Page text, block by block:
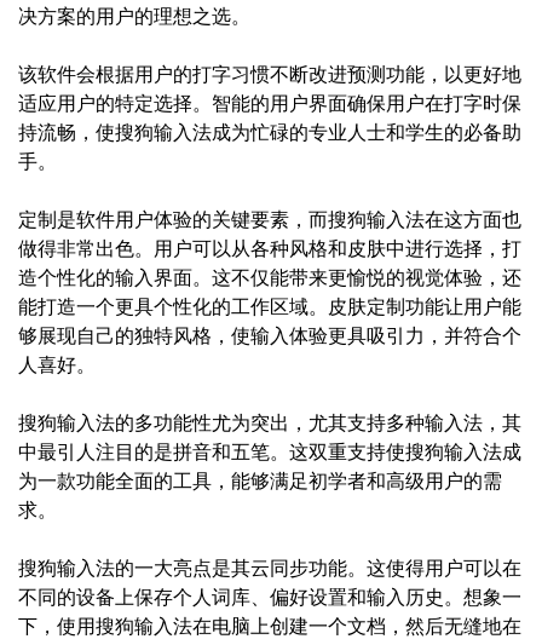
决方案的用户的理想之选。
该软件会根据用户的打字习惯不断改进预测功能，以更好地
适应用户的特定选择。智能的用户界面确保用户在打字时保
持流畅，使搜狗输入法成为忙碌的专业人士和学生的必备助
手。
定制是软件用户体验的关键要素，而搜狗输入法在这方面也
做得非常出色。用户可以从各种风格和皮肤中进行选择，打
造个性化的输入界面。这不仅能带来更愉悦的视觉体验，还
能打造一个更具个性化的工作区域。皮肤定制功能让用户能
够展现自己的独特风格，使输入体验更具吸引力，并符合个
人喜好。
搜狗输入法的多功能性尤为突出，尤其支持多种输入法，其
中最引人注目的是拼音和五笔。这双重支持使搜狗输入法成
为一款功能全面的工具，能够满足初学者和高级用户的需
求。
搜狗输入法的一大亮点是其云同步功能。这使得用户可以在
不同的设备上保存个人词库、偏好设置和输入历史。想象一
下，使用搜狗输入法在电脑上创建一个文档，然后无缝地在